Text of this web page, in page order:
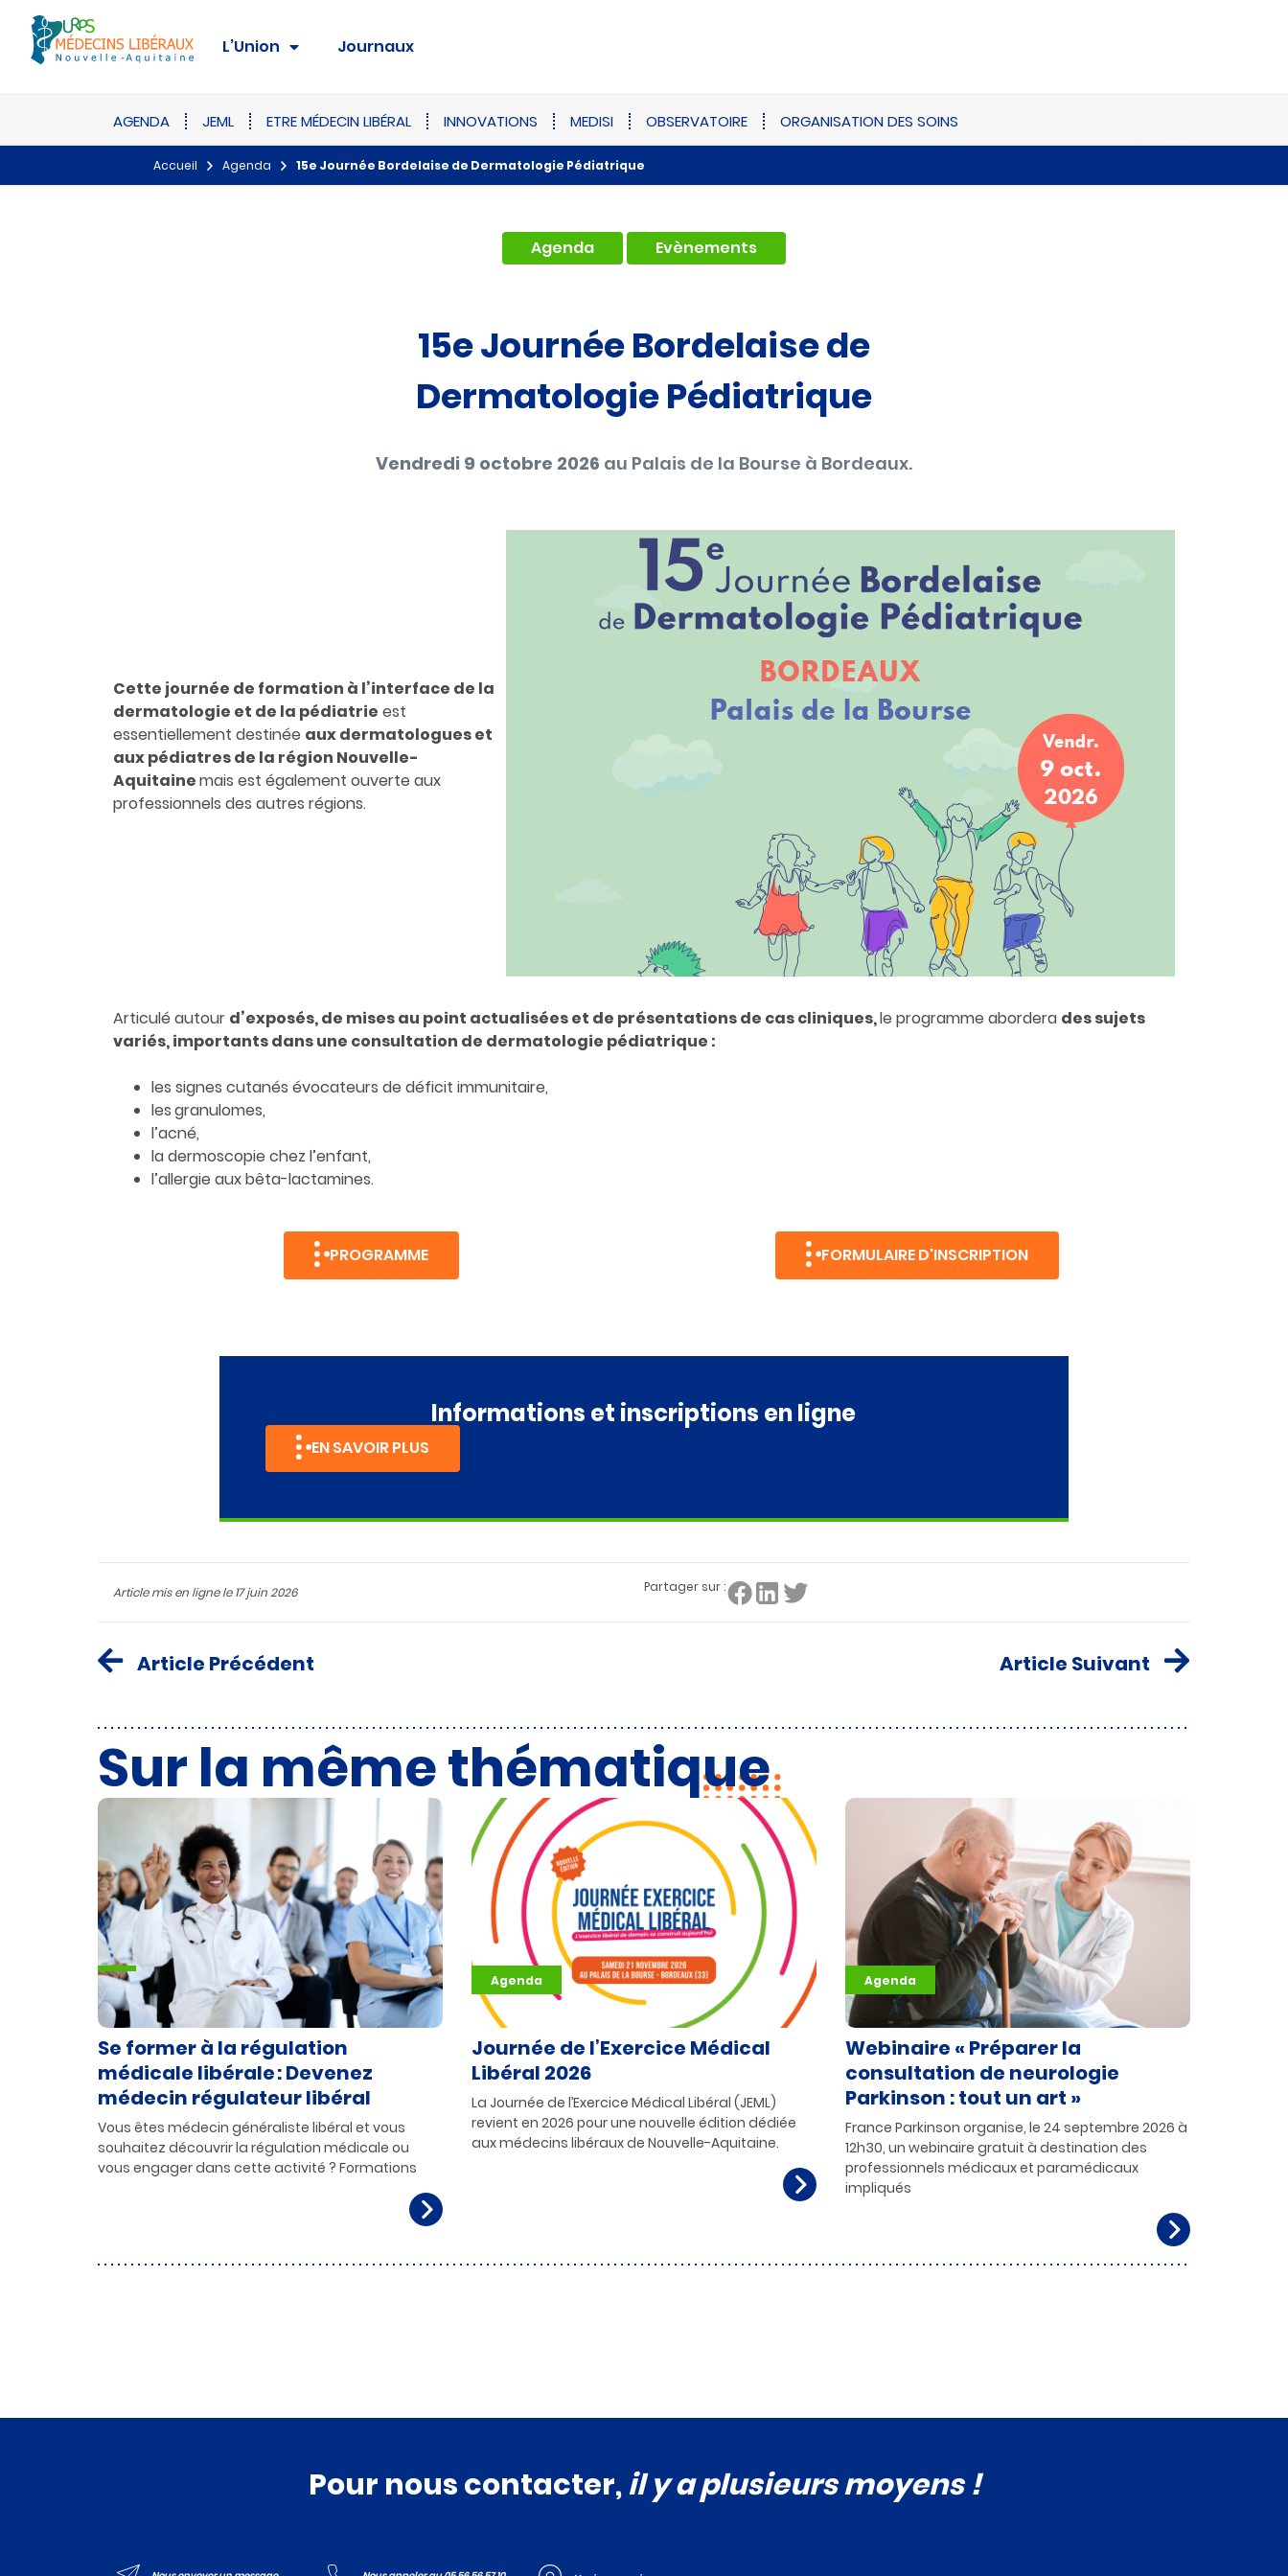
L’Union Journaux
AGENDA JEML ETRE MÉDECIN LIBÉRAL INNOVATIONS MEDISI OBSERVATOIRE ORGANISATION DES SOINS
Accueil Agenda 15e Journée Bordelaise de Dermatologie Pédiatrique
Agenda Evènements
15e Journée Bordelaise de
Dermatologie Pédiatrique
Vendredi 9 octobre 2026 au Palais de la Bourse à Bordeaux.
Cette journée de formation à l’interface de la
dermatologie et de la pédiatrie est
essentiellement destinée aux dermatologues et
aux pédiatres de la région Nouvelle-
Aquitainemais est également ouverte aux
professionnels des autres régions.
Articulé autour d’exposés, de mises au point actualisées et de présentations de cas cliniques,le programme abordera dessujets
variés, importants dans une consultation de dermatologie pédiatrique :
les signes cutanés évocateurs de déficit immunitaire,
lesgranulomes,
l’acné,
la dermoscopie chez l’enfant,
l’allergie aux bêta-lactamines.
PROGRAMME FORMULAIRE D'INSCRIPTION
Informations et inscriptions en ligne
EN SAVOIR PLUS
Article mis en ligne le 17 juin 2026 Partager sur :
Article Précédent Article Suivant
Sur la même thématique
Se former à la régulation
médicale libérale : Devenez
médecin régulateur libéral
Vous êtes médecin généraliste libéral et vous
souhaitez découvrir la régulation médicale ou
vous engager dans cette activité ? Formations
Journée de l’Exercice Médical
Libéral 2026
La Journée de l’Exercice Médical Libéral (JEML)
revient en 2026 pour une nouvelle édition dédiée
aux médecins libéraux de Nouvelle-Aquitaine.
Agenda
Webinaire « Préparer la
consultation de neurologie
Parkinson : tout un art »
France Parkinson organise, le 24 septembre 2026 à
12h30, un webinaire gratuit à destination des
professionnels médicaux et paramédicaux
impliqués
Agenda
Pour nous contacter,il y a plusieurs moyens !